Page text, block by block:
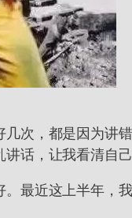
次，都是因为讲
话，让我看清自
最近这上半年，